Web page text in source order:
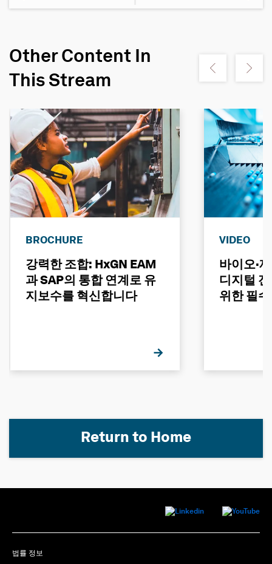
Other Content In
This Stream
Show previousShow
BROCHURE
강력한 조합: HxGN EAM
과 SAP의 통합 연계로 유
지보수를 혁신합니다
VIDEO
바이오·
디지털
위한 필
Return to Home
법률 정보